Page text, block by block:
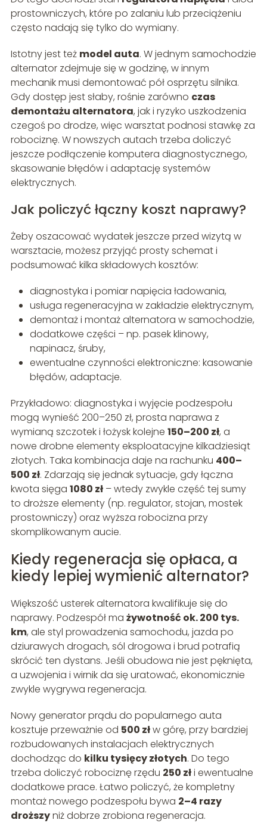
prostowniczych, które po zalaniu lub przeciążeniu
często nadają się tylko do wymiany.
Istotny jest też model auta. W jednym samochodzie
alternator zdejmuje się w godzinę, w innym
mechanik musi demontować pół osprzętu silnika.
Gdy dostęp jest słaby, rośnie zarówno czas
demontażu alternatora, jak i ryzyko uszkodzenia
czegoś po drodze, więc warsztat podnosi stawkę za
robociznę. W nowszych autach trzeba doliczyć
jeszcze podłączenie komputera diagnostycznego,
skasowanie błędów i adaptację systemów
elektrycznych.
Jak policzyć łączny koszt naprawy?
Żeby oszacować wydatek jeszcze przed wizytą w
warsztacie, możesz przyjąć prosty schemat i
podsumować kilka składowych kosztów:
diagnostyka i pomiar napięcia ładowania,
usługa regeneracyjna w zakładzie elektrycznym,
demontaż i montaż alternatora w samochodzie,
dodatkowe części – np. pasek klinowy,
napinacz, śruby,
ewentualne czynności elektroniczne: kasowanie
błędów, adaptacje.
Przykładowo: diagnostyka i wyjęcie podzespołu
mogą wynieść 200–250 zł, prosta naprawa z
wymianą szczotek i łożysk kolejne 150–200 zł, a
nowe drobne elementy eksploatacyjne kilkadziesiąt
złotych. Taka kombinacja daje na rachunku 400–
500 zł. Zdarzają się jednak sytuacje, gdy łączna
kwota sięga 1080 zł– wtedy zwykle część tej sumy
to droższe elementy (np. regulator, stojan, mostek
prostowniczy) oraz wyższa robocizna przy
skomplikowanym aucie.
Kiedy regeneracja się opłaca, a
kiedy lepiej wymienić alternator?
Większość usterek alternatora kwalifikuje się do
naprawy. Podzespół ma żywotność ok. 200 tys.
km, ale styl prowadzenia samochodu, jazda po
dziurawych drogach, sól drogowa i brud potrafią
skrócić ten dystans. Jeśli obudowa nie jest pęknięta,
a uzwojenia i wirnik da się uratować, ekonomicznie
zwykle wygrywa regeneracja.
Nowy generator prądu do popularnego auta
kosztuje przeważnie od 500 złw górę, przy bardziej
rozbudowanych instalacjach elektrycznych
dochodząc do kilku tysięcy złotych. Do tego
trzeba doliczyć robociznę rzędu 250 złi ewentualne
dodatkowe prace. Łatwo policzyć, że kompletny
montaż nowego podzespołu bywa 2–4 razy
droższyniż dobrze zrobiona regeneracja.